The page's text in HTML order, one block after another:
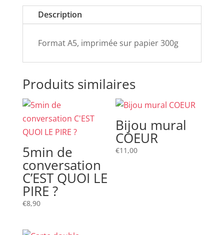
Description
Format A5, imprimée sur papier 300g
Produits similaires
5min de
conversation
C’EST QUOI LE
PIRE ?
€8,90
Bijou mural
COEUR
€11,00